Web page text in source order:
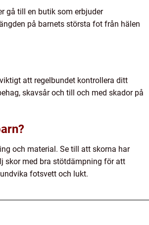
gå till en butik som erbjuder
på barnets största fot från hälen
att regelbundet kontrollera ditt
skavsår och till och med skador på
och material. Se till att skorna har
skor med bra stötdämpning för att
fotsvett och lukt.